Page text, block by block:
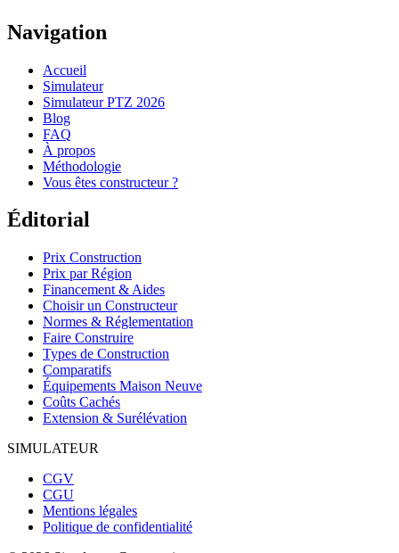
Navigation
Accueil
Simulateur
Simulateur PTZ 2026
Blog
FAQ
À propos
Méthodologie
Vous êtes constructeur ?
Éditorial
Prix Construction
Prix par Région
Financement & Aides
Choisir un Constructeur
Normes & Réglementation
Faire Construire
Types de Construction
Comparatifs
Équipements Maison Neuve
Coûts Cachés
Extension & Surélévation
SIMULATEUR
CGV
CGU
Mentions légales
Politique de confidentialité